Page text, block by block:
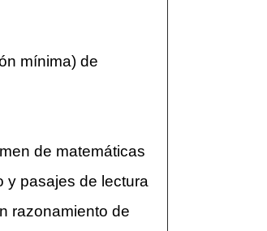
mínima) de
de matemáticas
y pasajes de lectura
razonamiento de